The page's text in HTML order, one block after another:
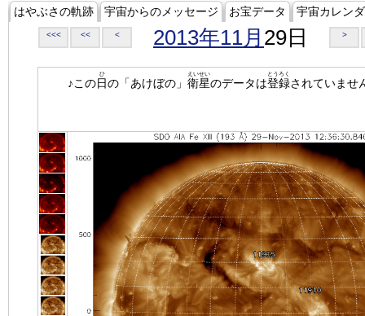
はやぶさの軌跡 宇宙からのメッセージ お宝データ 宇宙カレン
<<< << < 2013年11月 29日 >
♪この日
ひ
の「あけぼの」 衛星
えいせい
のデータは登録
とうろく
されていませ